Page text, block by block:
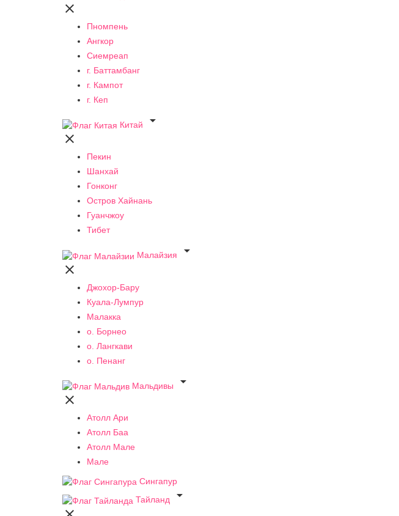

Пномпень
Ангкор
Сиемреап
г. Баттамбанг
г. Кампот
г. Кеп
Китай


Пекин
Шанхай
Гонконг
Остров Хайнань
Гуанчжоу
Тибет
Малайзия


Джохор-Бару
Куала-Лумпур
Малакка
о. Борнео
о. Лангкави
о. Пенанг
Мальдивы


Атолл Ари
Атолл Баа
Атолл Мале
Мале
Сингапур
Тайланд
